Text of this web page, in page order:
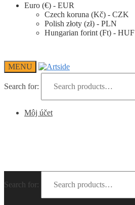
Euro (€) - EUR
Czech koruna (Kč) - CZK
Polish złoty (zł) - PLN
Hungarian forint (Ft) - HUF
MENU
Search for:
Môj účet
Search for: